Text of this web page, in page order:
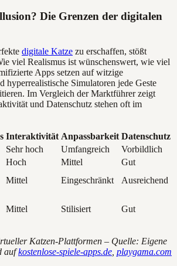
Die Grenzen der digitalen
digitale Katze zu erschaffen, stößt
viel Realismus ist wünschenswert, wie viel
Apps setzen auf witzige
hyperrealistische Simulatoren jede Geste
Im Vergleich der Marktführer zeigt
und Datenschutz stehen oft im
Interaktivität Anpassbarkeit Datenschutz
Sehr hoch Umfangreich
Vorbildlich
Hoch Mittel
Gut
Mittel Eingeschränkt
Ausreichend
Mittel Stilisiert Gut
Katzen-Plattformen – Quelle: Eigene
aufkostenlose-spiele-apps.de playgama.com